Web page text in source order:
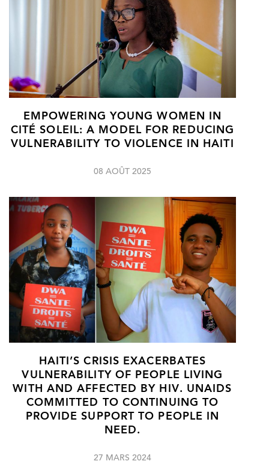
EMPOWERING YOUNG WOMEN IN
CITÉ SOLEIL: A MODEL FOR REDUCING
VULNERABILITY TO VIOLENCE IN HAITI
08 AOÛT 2025
HAITI’S CRISIS EXACERBATES
VULNERABILITY OF PEOPLE LIVING
WITH AND AFFECTED BY HIV. UNAIDS
COMMITTED TO CONTINUING TO
PROVIDE SUPPORT TO PEOPLE IN
NEED.
27 MARS 2024